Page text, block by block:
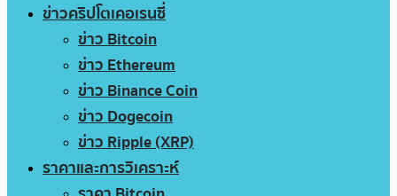
ข่าวคริปโตเคอเรนซี่
ข่าว Bitcoin
ข่าว Ethereum
ข่าว Binance Coin
ข่าว Dogecoin
ข่าว Ripple (XRP)
ราคาและการวิเคราะห์